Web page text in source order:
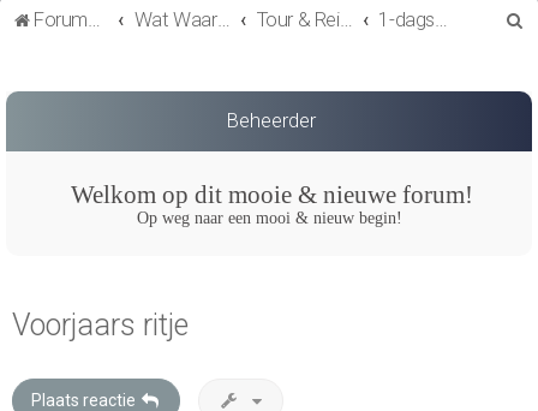
Forumoverzicht Wat Waar & Wanneer Tour & Reisverslagen 1-dags ritjes
Beheerder
Welkom op dit mooie & nieuwe forum!
Op weg naar een mooi & nieuw begin!
Voorjaars ritje
Plaats reactie